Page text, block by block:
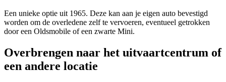
Een unieke optie uit 1965. Deze kan aan je eigen auto bevestigd
worden om de overledene zelf te vervoeren, eventueel getrokken
door een Oldsmobile of een zwarte Mini.
Overbrengen naar het uitvaartcentrum of
een andere locatie